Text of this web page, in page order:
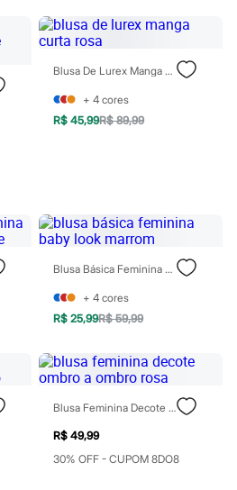
Blusa De Lurex Manga Curta Rosa
+ 4 cores
R$ 45,99R$ 89,99
Blusa Básica Feminina Baby Look Marrom
+ 4 cores
R$ 25,99R$ 59,99
Blusa Feminina Decote Ombro A Ombro Rosa
R$ 49,99
30% OFF - CUPOM 8DO8